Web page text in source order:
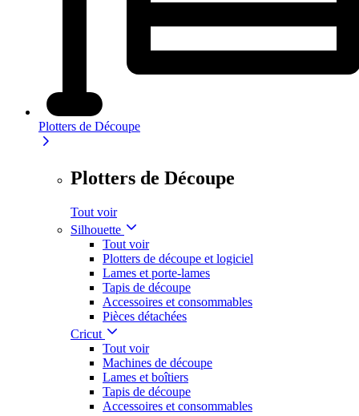
Plotters de Découpe
Plotters de Découpe
Tout voir
Silhouette
Tout voir
Plotters de découpe et logiciel
Lames et porte-lames
Tapis de découpe
Accessoires et consommables
Pièces détachées
Cricut
Tout voir
Machines de découpe
Lames et boîtiers
Tapis de découpe
Accessoires et consommables